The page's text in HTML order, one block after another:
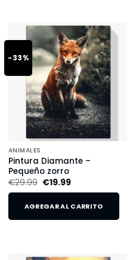
-33%
ANIMALES
Pintura Diamante –
Pequeño zorro
€29.99 €19.99
AGREGAR AL CARRITO